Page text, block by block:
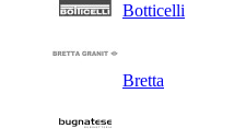
Botticelli
Bretta